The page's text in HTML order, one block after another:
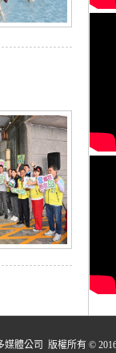
體公司 版權所有 © 2016